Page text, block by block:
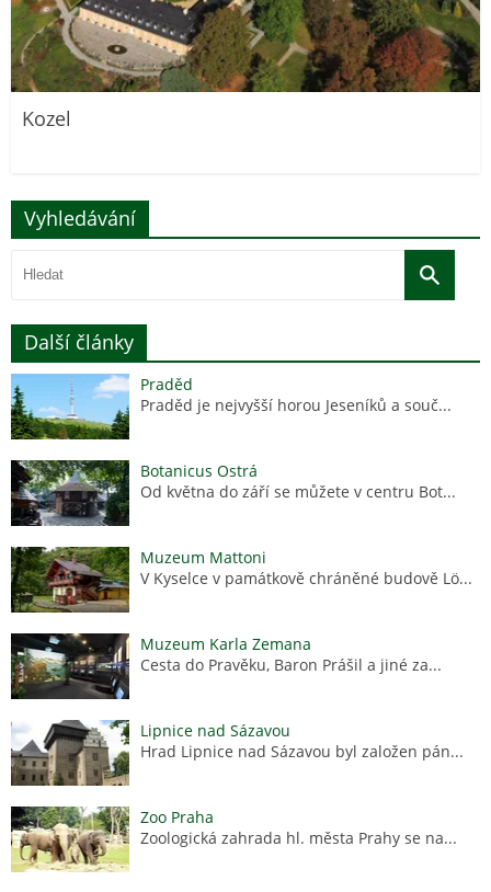
Kozel
Vyhledávání
Další články
Praděd
Praděd je nejvyšší horou Jeseníků a souč...
Botanicus Ostrá
Od května do září se můžete v centru Bot...
Muzeum Mattoni
V Kyselce v památkově chráněné budově Lö...
Muzeum Karla Zemana
Cesta do Pravěku, Baron Prášil a jiné za...
Lipnice nad Sázavou
Hrad Lipnice nad Sázavou byl založen pán...
Zoo Praha
Zoologická zahrada hl. města Prahy se na...